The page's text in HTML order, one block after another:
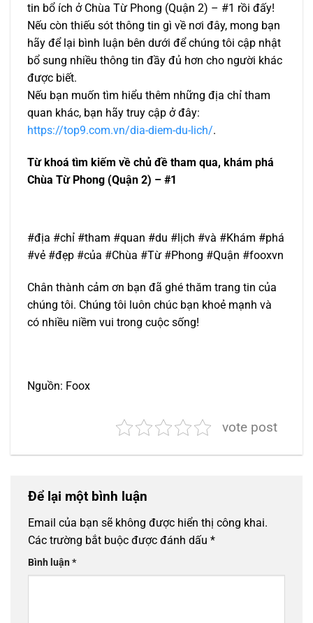
tin bổ ích ở Chùa Từ Phong (Quận 2) – #1 rồi đấy!
Nếu còn thiếu sót thông tin gì về nơi đây, mong bạn
hãy để lại bình luận bên dưới để chúng tôi cập nhật
bổ sung nhiều thông tin đầy đủ hơn cho người khác
được biết.
Nếu bạn muốn tìm hiểu thêm những địa chỉ tham
quan khác, bạn hãy truy cập ở đây:
https://top9.com.vn/dia-diem-du-lich/.
Từ khoá tìm kiếm về chủ đề tham qua, khám phá
Chùa Từ Phong (Quận 2) – #1
#địa #chỉ #tham #quan #du #lịch #và #Khám #phá
#vẻ #đẹp #của #Chùa #Từ #Phong #Quận #fooxvn
Chân thành cảm ơn bạn đã ghé thăm trang tin của
chúng tôi. Chúng tôi luôn chúc bạn khoẻ mạnh và
có nhiều niềm vui trong cuộc sống!
Nguồn: Foox
vote post
Để lại một bình luận
Email của bạn sẽ không được hiển thị công khai.
Các trường bắt buộc được đánh dấu *
Bình luận*